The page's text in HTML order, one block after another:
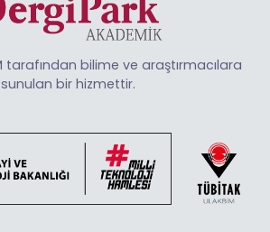
tarafından bilime ve araştırmacılara
sunulan bir hizmettir.